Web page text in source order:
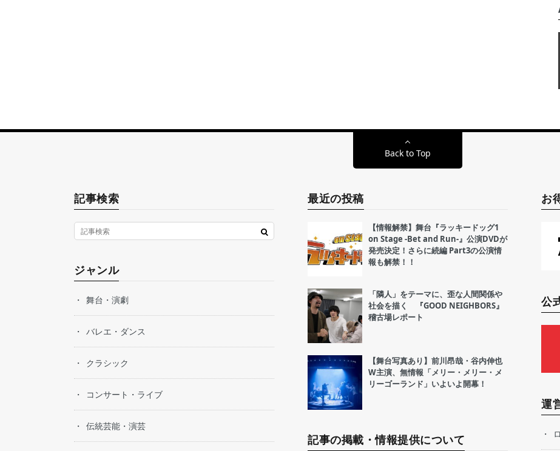
Back to Top
記事検索
ジャンル
舞台・演劇
バレエ・ダンス
クラシック
コンサート・ライブ
伝統芸能・演芸
最近の投稿
【情報解禁】舞台『ラッキードッグ1
on Stage -Bet and Run-』公演DVDが
発売決定！さらに続編 Part3の公演情
報も解禁！！
「隣人」をテーマに、歪な人間関係や
社会を描く 『GOOD NEIGHBORS』
稽古場レポート
【舞台写真あり】前川昂哉・谷内伸也
W主演、無情報「メリー・メリー・メ
リーゴーランド」いよいよ開幕！
記事の掲載・情報提供について
お
公
運